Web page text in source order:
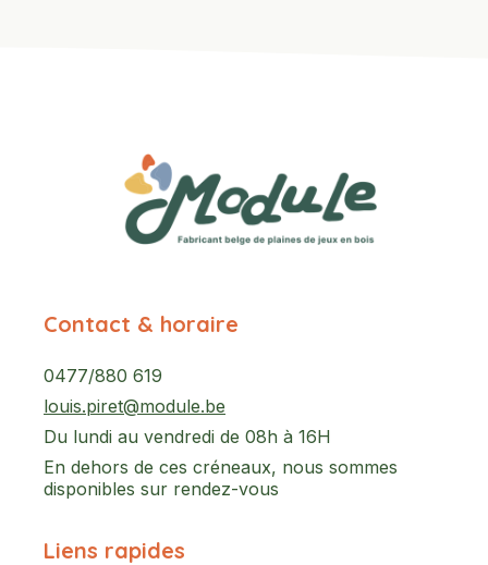
Contact & horaire
0477/880 619
louis.piret@module.be
Du lundi au vendredi de 08h à 16H
En dehors de ces créneaux, nous sommes
disponibles sur rendez-vous
Liens rapides